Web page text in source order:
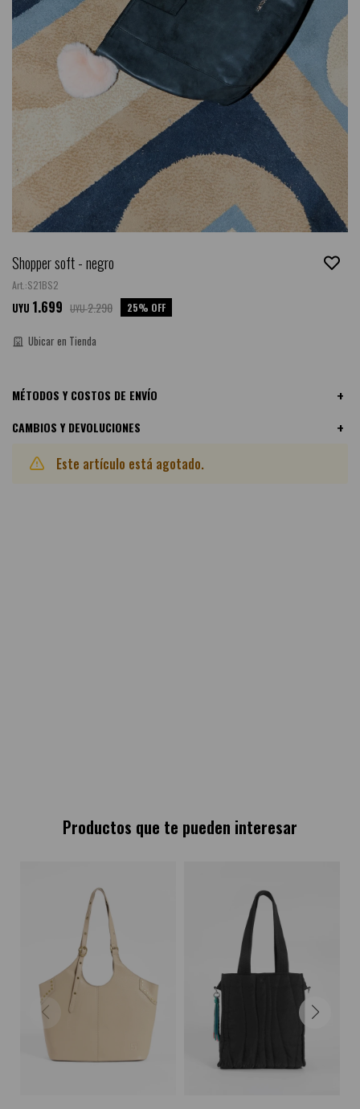
Shopper soft - negro
S21BS2
UYU 1.699 UYU2.290 25
Ubicar en Tienda
MÉTODOS Y COSTOS DE ENVÍO
CAMBIOS Y DEVOLUCIONES
Este artículo está agotado.
Productos que te pueden interesar